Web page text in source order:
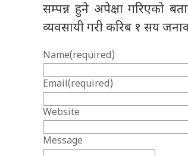
सम्पन्न हुने अपेक्षा गरिएको
व्यवसायी गरी करिब १ सय
Name(required)
Email(required)
Website
Message